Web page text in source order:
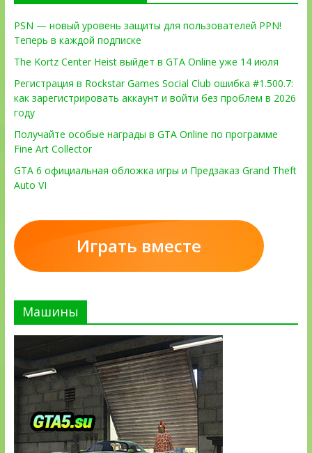
PSN — новый уровень защиты для пользователей PPN!
Теперь в каждой подписке
The Kortz Center Heist выйдет в GTA Online уже 14 июля
Регистрация в Rockstar Games Social Club ошибка #1.500.7:
как зарегистрировать аккаунт и войти без проблем в 2026
году
Получайте особые награды в GTA Online по программе
Fine Art Collector
GTA 6 официальная обложка игры и Предзаказ Grand Theft
Auto VI
Играть вместе
Машины